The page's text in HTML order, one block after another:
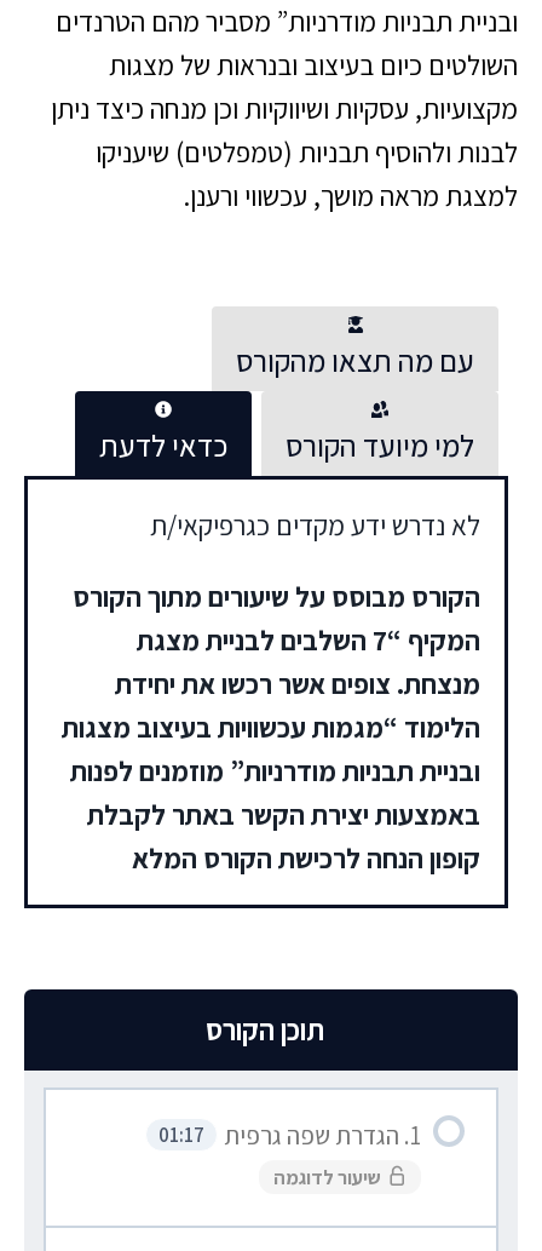
ובניית תבניות מודרניות” מסביר מהם הטרנדים
השולטים כיום בעיצוב ובנראות של מצגות
מקצועיות, עסקיות ושיווקיות וכן מנחה כיצד ניתן
לבנות ולהוסיף תבניות (טמפלטים) שיעניקו
למצגת מראה מושך, עכשווי ורענן.
עם מה תצאו מהקורס
למי מיועד הקורס כדאי לדעת
לא נדרש ידע מקדים כגרפיקאי/ת
הקורס מבוסס על שיעורים מתוך הקורס
המקיף “7 השלבים לבניית מצגת
מנצחת. צופים אשר רכשו את יחידת
הלימוד “מגמות עכשוויות בעיצוב מצגות
ובניית תבניות מודרניות” מוזמנים לפנות
באמצעות יצירת הקשר באתר לקבלת
קופון הנחה לרכישת הקורס המלא
תוכן הקורס
1. הגדרת שפה גרפית
01:17
שיעור לדוגמה